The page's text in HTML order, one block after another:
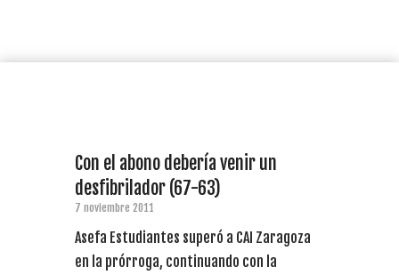
Con el abono debería venir un
desfibrilador (67-63)
7 noviembre 2011
Asefa Estudiantes superó a CAI Zaragoza
en la prórroga, continuando con la